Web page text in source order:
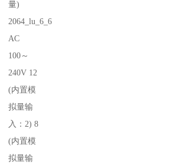
量)
2064_lu_6_6
AC
100～
240V 12
(内置模
拟量输
入：2) 8
(内置模
拟量输